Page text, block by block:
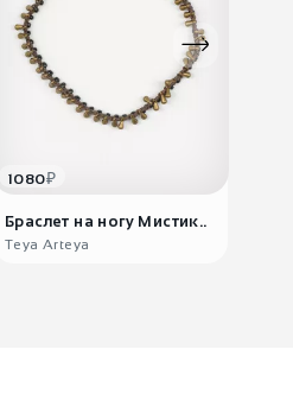
1080₽
Браслет на ногу Мистик..
Teya Arteya